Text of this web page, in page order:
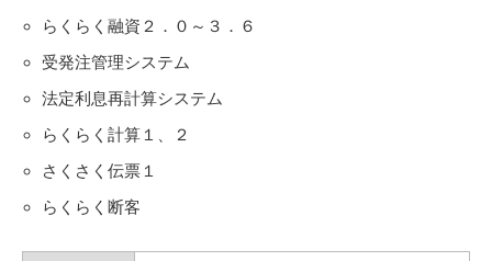
らくらく融資２．０～３．６
受発注管理システム
法定利息再計算システム
らくらく計算１、２
さくさく伝票１
らくらく断客